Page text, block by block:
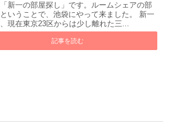
新一の部屋探し」です。ルームシェアの部
いうことで、池袋にやって来ました。 新一
現在東京23区からは少し離れた三...
記事を読む